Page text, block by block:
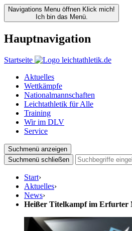
Navigations Menu öffnen Klick mich!
Ich bin das Menü.
Hauptnavigation
Startseite
Aktuelles
Wettkämpfe
Nationalmannschaften
Leichtathletik für Alle
Training
Wir im DLV
Service
Suchmenü anzeigen
Suchmenü schließen
Start›
Aktuelles›
News›
Heißer Titelkampf im Erfurter